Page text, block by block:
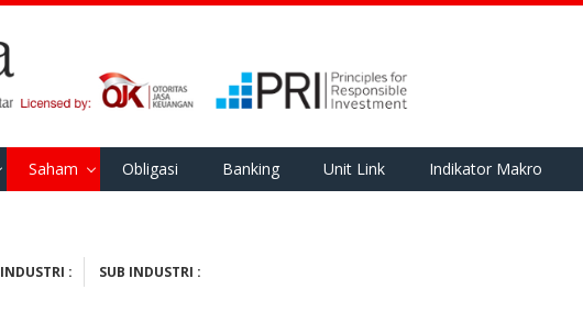
Saham Obligasi Banking Unit Link Indikator Makro
INDUSTRI : SUB INDUSTRI :